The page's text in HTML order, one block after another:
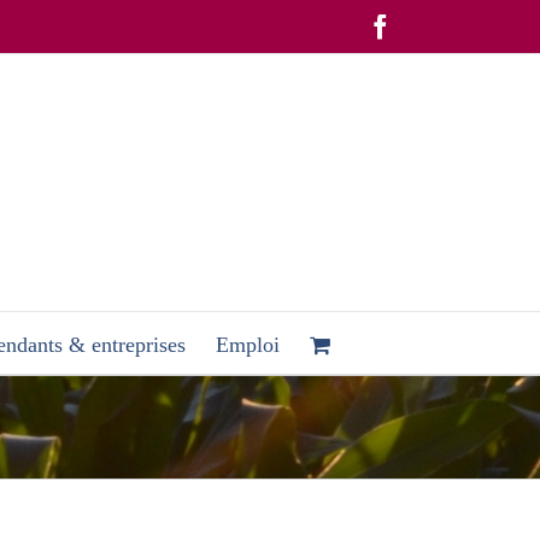
& entreprises Emploi